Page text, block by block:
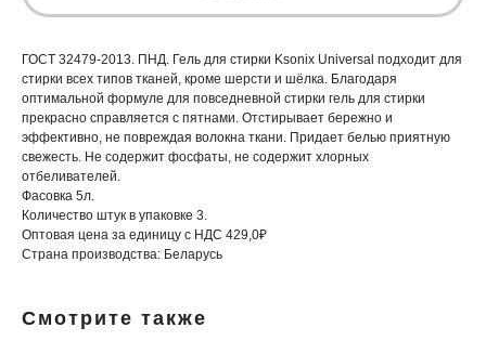
ГОСТ 32479-2013. ПНД. Гель для стирки Ksonix Universal подходит для
стирки всех типов тканей, кроме шерсти и шёлка. Благодаря
оптимальной формуле для повседневной стирки гель для стирки
прекрасно справляется с пятнами. Отстирывает бережно и
эффективно, не повреждая волокна ткани. Придает белью приятную
свежесть. Не содержит фосфаты, не содержит хлорных
отбеливателей.
Фасовка 5л.
Количество штук в упаковке 3.
Оптовая цена за единицу с НДС 429,0₽
Страна производства: Беларусь
Смотрите также